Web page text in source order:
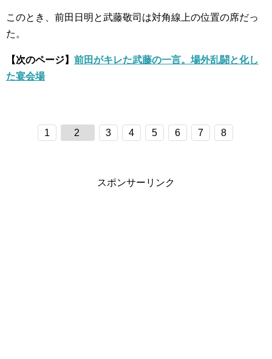
このとき、前田日明と武藤敬司は対角線上の位置の席だっ
た。
【次のページ】 前田がキレた武藤の一言。場外乱闘と化し
た宴会場
1 2 3 4 5 6 7 8
スポンサーリンク